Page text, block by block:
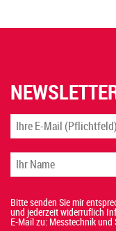
Bitte senden Sie mir
und jederzeit widerruflich
E-Mail zu: Messtechnik und